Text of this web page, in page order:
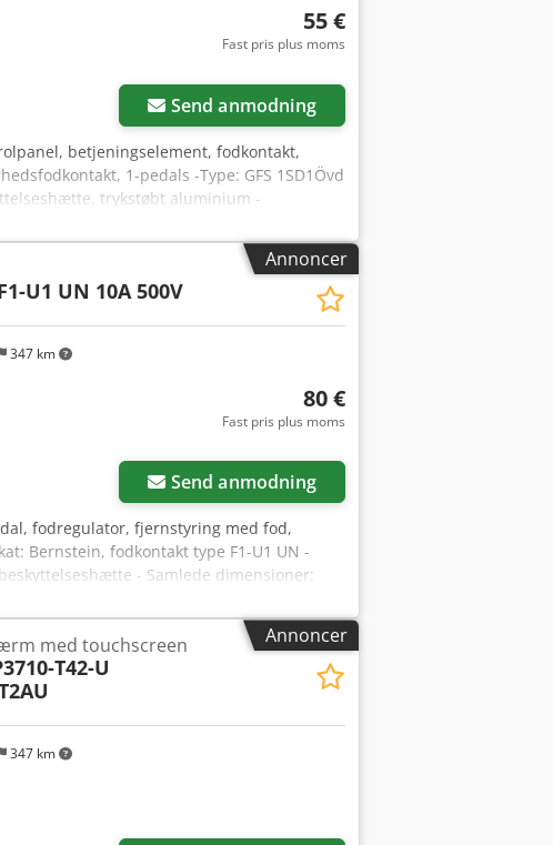
55 €
Fast pris plus moms
Send anmodning
betjeningselement, fodkontakt,
1-pedals -Type: GFS 1SD1Övd
trykstøbt aluminium -
Annoncer
347 km
U1 UN 10A 500V
80 €
Fast pris plus moms
Send anmodning
fodregulator, fjernstyring med fod,
Bernstein, fodkontakt type F1-U1 UN -
- Samlede dimensioner:
Annoncer
347 km
med touchscreen
T42-U